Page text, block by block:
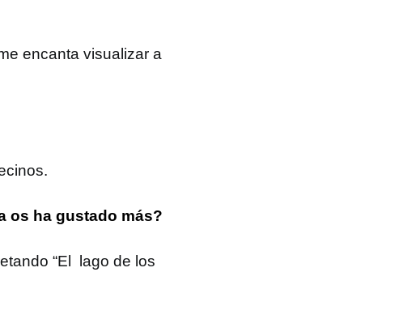
encanta visualizar a
os ha gustado más?
“El lago de los